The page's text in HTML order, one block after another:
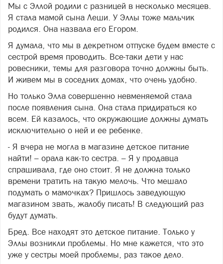
Мы с Эллой родили с разницей в несколько месяцев.
Я стала мамой сына Леши. У Эллы тоже мальчик
родился. Она назвала его Егором.
Я думала, что мы в декретном отпуске будем вместе с
сестрой время проводить. Все-таки дети у нас
ровесники, темы для разговора точно должны быть.
И живем мы в соседних домах, что очень удобно.
Но только Элла совершенно невменяемой стала
после появления сына. Она стала придираться ко
всем. Ей казалось, что окружающие должны думать
исключительно о ней и ее ребенке.
- Я вчера не могла в магазине детское питание
найти! – орала как-то сестра. – Я у продавца
спрашивала, где оно стоит. Я не должна только
времени тратить на такую мелочь. Что мешало
подумать о мамочках? Пришлось заведующую
магазином звать, жалобу писать! В следующий раз
будут думать.
Бред. Все находят это детское питание. Только у
Эллы возникли проблемы. Но мне кажется, что это
уже у сестры моей проблемы, раз такое дело.